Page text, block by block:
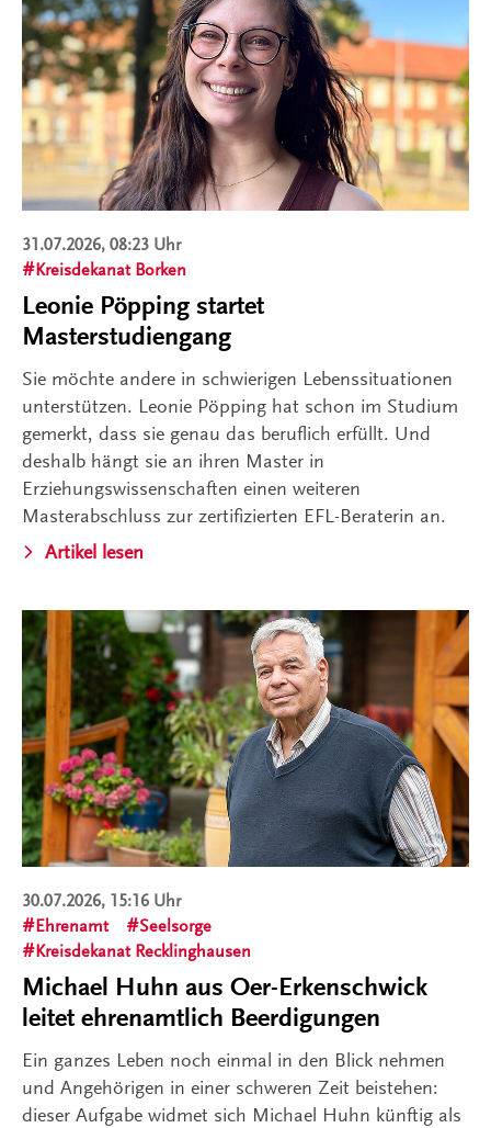
31.07.2026, 08:23 Uhr
Kreisdekanat Borken
Leonie Pöpping startet
Masterstudiengang
Sie möchte andere in schwierigen Lebenssituationen
unterstützen. Leonie Pöpping hat schon im Studium
gemerkt, dass sie genau das beruflich erfüllt. Und
deshalb hängt sie an ihren Master in
Erziehungswissenschaften einen weiteren
Masterabschluss zur zertifizierten EFL-Beraterin an.
Artikel lesen
30.07.2026, 15:16 Uhr
Ehrenamt
Seelsorge
Kreisdekanat Recklinghausen
Michael Huhn aus Oer-Erkenschwick
leitet ehrenamtlich Beerdigungen
Ein ganzes Leben noch einmal in den Blick nehmen
und Angehörigen in einer schweren Zeit beistehen:
dieser Aufgabe widmet sich Michael Huhn künftig als